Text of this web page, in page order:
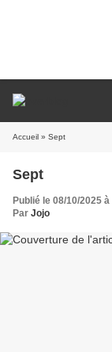
Accueil » Sept
Sept
Publié le 08/10/2025
Par Jojo